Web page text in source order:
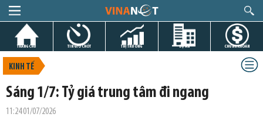
TRANG CHỦ TIN GIỜ CHÓT THỊ TRƯỜNG DỰ ÁN CHỨNG KHOÁN
KINH TẾ
Sáng 1/7: Tỷ giá trung tâm đi ngang
11:24 01/07/2026